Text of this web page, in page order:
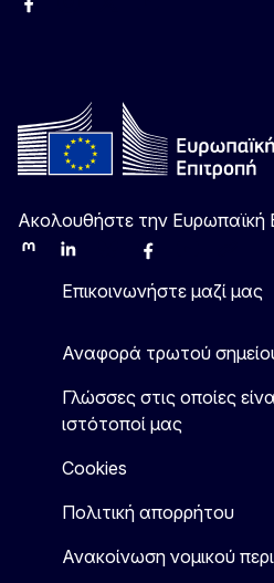
Facebook
Ακολουθήστε την Ευρωπαϊκή
MastodonLinkedInBlueskyFacebook
Επικοινωνήστε μαζί μας
Αναφορά τρωτού
Γλώσσες στις οποίες
ιστότοποί μας
Cookies
Πολιτική απορρήτου
Ανακοίνωση νομικού